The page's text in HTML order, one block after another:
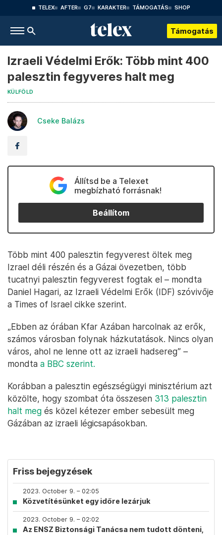
TELEX AFTER G7 KARAKTER TÁMOGATÁS SHOP
Támogatás
Izraeli Védelmi Erők: Több mint 400
palesztin fegyveres halt meg
KÜLFÖLD
Cseke Balázs
Állítsd be a Telexet
megbízható forrásnak!
Beállítom
Több mint 400 palesztin fegyverest öltek meg
Izrael déli részén és a Gázai övezetben, több
tucatnyi palesztin fegyverest fogtak el – mondta
Daniel Hagari, az Izraeli Védelmi Erők (IDF) szóvivője
a Times of Israel cikke szerint.
„Ebben az órában Kfar Azában harcolnak az erők,
számos városban folynak házkutatások. Nincs olyan
város, ahol ne lenne ott az izraeli hadsereg” –
mondta a BBC szerint.
Korábban a palesztin egészségügyi minisztérium azt
közölte, hogy szombat óta összesen 313 palesztin
halt meg és közel kétezer ember sebesült meg
Gázában az izraeli légicsapásokban.
Friss bejegyzések
2023. October 9. – 02:05
Közvetítésünket egy időre lezárjuk
2023. October 9. – 02:02
Az ENSZ Biztonsági Tanácsa nem tudott dönteni,